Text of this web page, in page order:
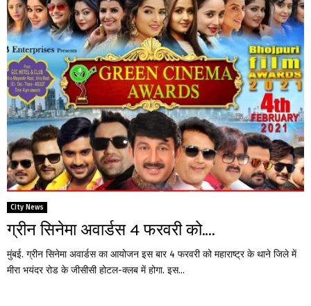
City News
ग्रीन सिनेमा अवार्डस 4 फरवरी को….
मुंबई. ग्रीन सिनेमा अवार्डस का आयोजन इस बार 4 फरवरी को महाराष्ट्र के थाने जिले में
मीरा भयंदर रोड के जीसीसी होटल-क्लब में होगा. इस...